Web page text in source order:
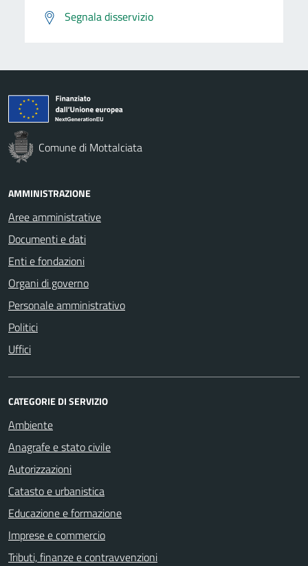
Segnala disservizio
Comune di Mottalciata
AMMINISTRAZIONE
Aree amministrative
Documenti e dati
Enti e fondazioni
Organi di governo
Personale amministrativo
Politici
Uffici
CATEGORIE DI SERVIZIO
Ambiente
Anagrafe e stato civile
Autorizzazioni
Catasto e urbanistica
Educazione e formazione
Imprese e commercio
Tributi, finanze e contravvenzioni